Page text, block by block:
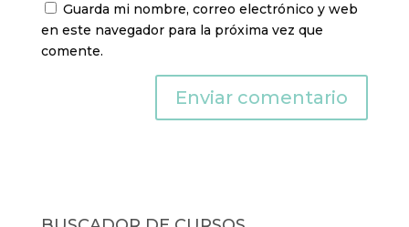
Guarda mi nombre, correo electrónico y web
en este navegador para la próxima vez que
comente.